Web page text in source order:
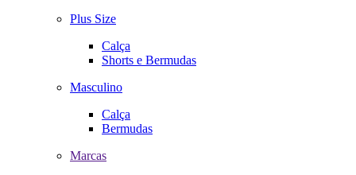
Plus Size
Calça
Shorts e Bermudas
Masculino
Calça
Bermudas
Marcas